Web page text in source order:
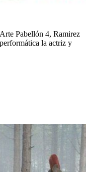
Pabellón 4, Ramirez
la actriz y